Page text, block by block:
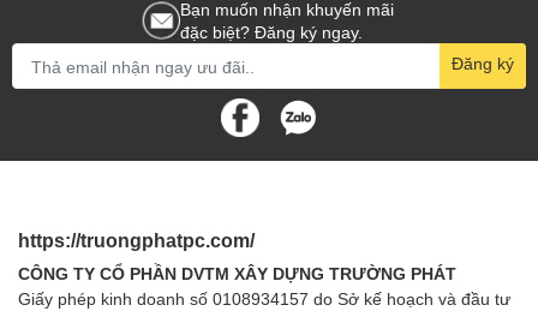
Bạn muốn nhận khuyến mãi
đặc biệt? Đăng ký ngay.
Đăng ký
https://truongphatpc.com/
CÔNG TY CỔ PHẦN DVTM XÂY DỰNG TRƯỜNG PHÁT
Giấy phép kinh doanh số 0108934157 do Sở kế hoạch và đầu tư